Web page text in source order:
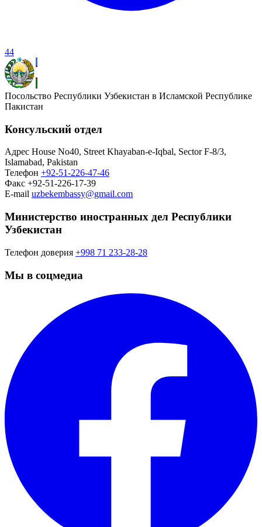
44
Посольство Республики Узбекистан в Исламской Республике
Пакистан
Консульский отдел
Адрес House No40, Street Khayaban-e-Iqbal, Sector F-8/3,
Islamabad, Pakistan
Телефон +92-51-226-47-46
Факс +92-51-226-17-39
E-mail uzbekembassy@gmail.com
Министерство иностранных дел Республики
Узбекистан
Телефон доверия +998 71 233-28-28
Мы в соцмедиа